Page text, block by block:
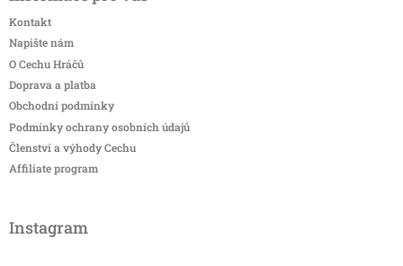
Kontakt
Napište nám
O Cechu Hráčů
Doprava a platba
Obchodní podmínky
Podmínky ochrany osobních údajů
Členství a výhody Cechu
Affiliate program
Instagram